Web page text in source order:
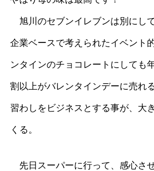
旭川のセブンイレブンは別にし
企業ベースで考えられたイベント
ンタインのチョコレートにしても
割以上がバレンタインデーに売れ
習わしをビジネスとする事が、大
くる。
先日スーパーに行って、感心さ